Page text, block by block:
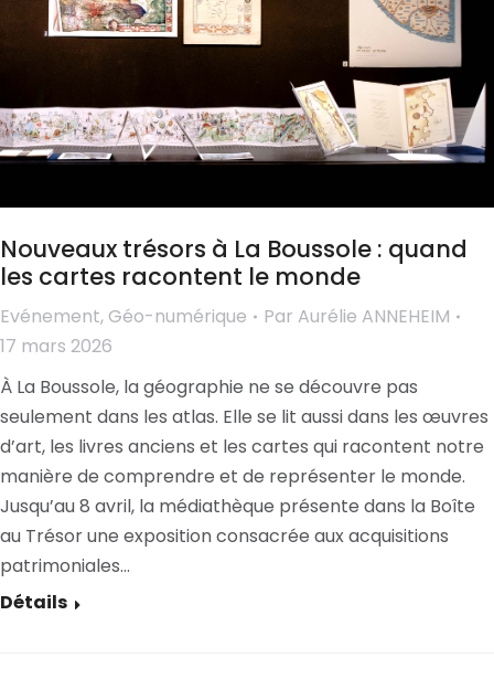
Nouveaux trésors à La Boussole : quand
les cartes racontent le monde
Evénement, Géo-numérique Par Aurélie ANNEHEIM
17 mars 2026
À La Boussole, la géographie ne se découvre pas
seulement dans les atlas. Elle se lit aussi dans les œuvres
d’art, les livres anciens et les cartes qui racontent notre
manière de comprendre et de représenter le monde.
Jusqu’au 8 avril, la médiathèque présente dans la Boîte
au Trésor une exposition consacrée aux acquisitions
patrimoniales…
Détails